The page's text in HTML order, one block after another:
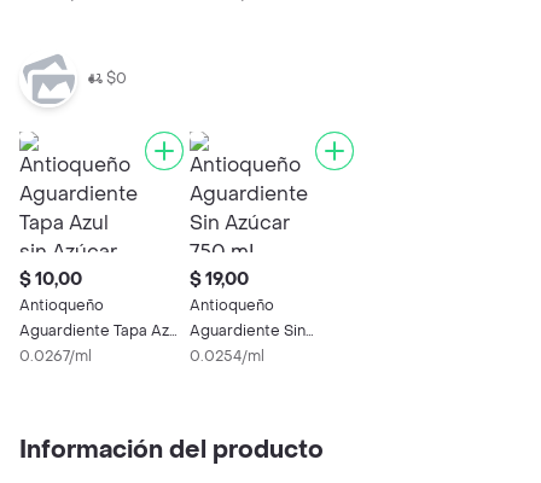
$0
$ 10,00
Antioqueño
Aguardiente Tapa Azul
sin Azúcar
0.0267/ml
$ 19,00
Antioqueño
Aguardiente Sin
Azúcar 750 mL
0.0254/ml
Información del producto